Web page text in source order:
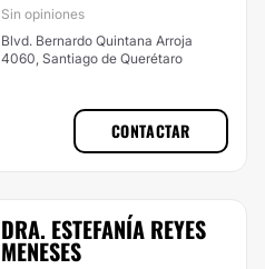
Sin opiniones
Blvd. Bernardo Quintana Arroja
4060, Santiago de Querétaro
CONTACTAR
DRA. ESTEFANÍA REYES
MENESES